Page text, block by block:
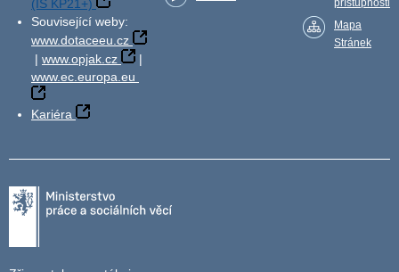
(IS KP21+)
Související weby:
www.dotaceeu.cz
| www.opjak.cz
|
www.ec.europa.eu
Kariéra
přístupnosti
Mapa
Stránek